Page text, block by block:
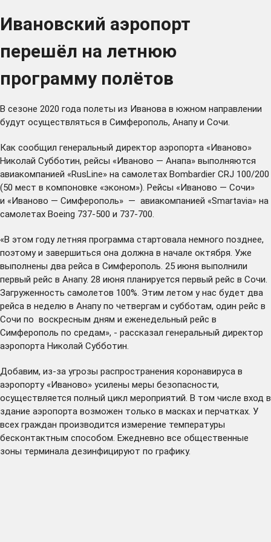
Ивановский аэропорт
перешёл на летнюю
программу полётов
В сезоне 2020 года полеты из Иванова в южном направлении
будут осуществляться в Симферополь, Анапу и Сочи.
Как сообщил генеральный директор аэропорта «Иваново»
Николай Субботин, рейсы «Иваново — Анапа» выполняются
авиакомпанией «RusLine» на самолетах Bombardier CRJ 100/200
(50 мест в компоновке «эконом»). Рейсы «Иваново — Сочи»
и «Иваново — Симферополь» — авиакомпанией «Smartavia» на
самолетах Boeing 737-500 и 737-700.
«В этом году летняя программа стартовала немного позднее,
поэтому и завершиться она должна в начале октября. Уже
выполнены два рейса в Симферополь. 25 июня выполнили
первый рейс в Анапу. 28 июня планируется первый рейс в Сочи.
Загруженность самолетов 100%. Этим летом у нас будет два
рейса в неделю в Анапу по четвергам и субботам, один рейс в
Сочи по воскресным дням и еженедельный рейс в
Симферополь по средам», - рассказал генеральный директор
аэропорта Николай Субботин.
Добавим, из-за угрозы распространения коронавируса в
аэропорту «Иваново» усилены меры безопасности,
осуществляется полный цикл мероприятий. В том числе вход в
здание аэропорта возможен только в масках и перчатках. У
всех граждан производится измерение температуры
бесконтактным способом. Ежедневно все общественные
зоны терминала дезинфицируют по графику.